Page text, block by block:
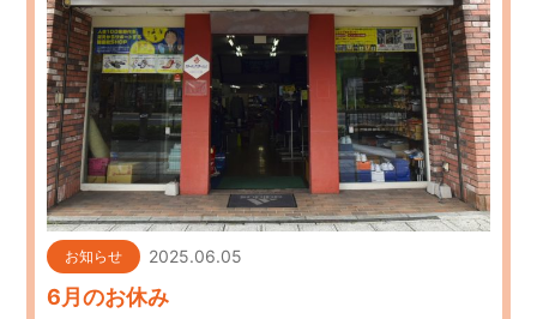
お知らせ 2025.06.05
6月のお休み